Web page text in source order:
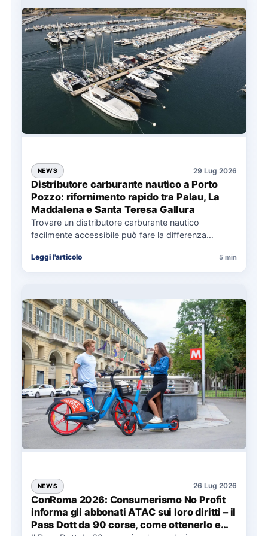
NEWS 29 Lug 2026
Distributore carburante nautico a Porto
Pozzo: rifornimento rapido tra Palau, La
Maddalena e Santa Teresa Gallura
Trovare un distributore carburante nautico
facilmente accessibile può fare la differenza
soprattutto…
Leggi l'articolo 5 min
NEWS 26 Lug 2026
ConRoma 2026: Consumerismo No Profit
informa gli abbonati ATAC sui loro diritti – il
Pass Dott da 90 corse, come ottenerlo e